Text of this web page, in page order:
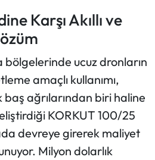
Karşı Akıllı ve
bölgelerinde ucuz dronların
amaçlı kullanımı,
ağrılarından biri haline
KORKUT 100/25
devreye girerek maliyet
Milyon dolarlık